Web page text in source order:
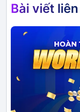
Bài viết